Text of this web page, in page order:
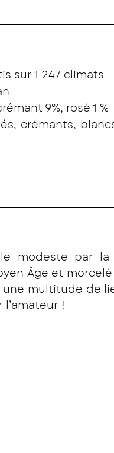
sur 1 247 climats
9%, rosé 1 %
crémants,
Âge et
multitude de
!